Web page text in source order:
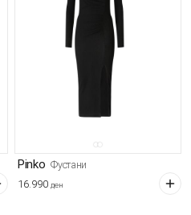
Pinko Фустани
16.990 ден